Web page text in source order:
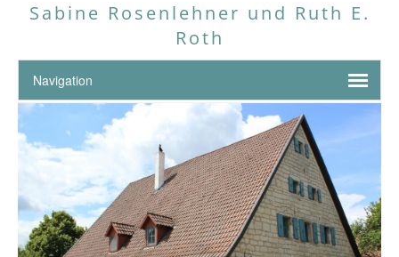
Sabine Rosenlehner und Ruth E.
Roth